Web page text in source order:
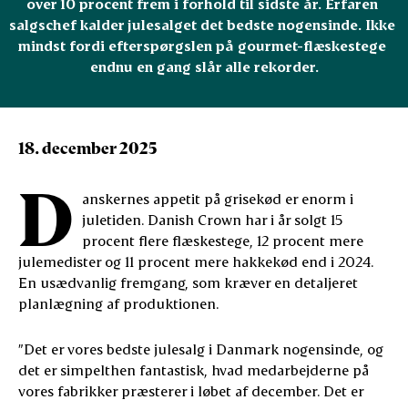
salgschef kalder julesalget det bedste nogensinde. Ikke
mindst fordi efterspørgslen på gourmet-flæskestege
endnu en gang slår alle rekorder.
18. december 2025
D
anskernes appetit på grisekød er enorm i
juletiden. Danish Crown har i år solgt 15
procent flere flæskestege, 12 procent mere
julemedister og 11 procent mere hakkekød end i 2024.
En usædvanlig fremgang, som kræver en detaljeret
planlægning af produktionen.
”Det er vores bedste julesalg i Danmark nogensinde, og
det er simpelthen fantastisk, hvad medarbejderne på
vores fabrikker præsterer i løbet af december. Det er